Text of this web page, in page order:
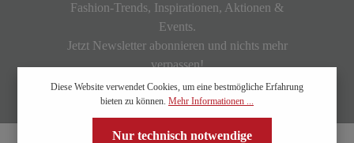
Fashion-Trends, Inspirationen, Aktionen &
Events.
Jetzt Newsletter abonnieren und nichts mehr
verpassen!
Diese Website verwendet Cookies, um eine bestmögliche Erfahrung
bieten zu können. Mehr Informationen ...
Nur technisch notwendige